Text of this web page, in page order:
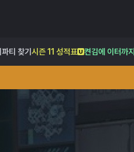
파티 찾기 시즌 11 성적표 켠김에 이터까지